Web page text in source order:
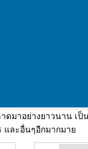
ดมาอย่างยาวนาน เ
และอื่นๆอีกมากมาย